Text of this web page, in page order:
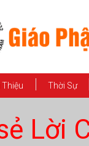
Thiệu Thời Sự
Lời